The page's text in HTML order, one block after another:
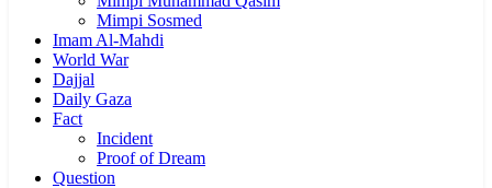
Mimpi Sosmed
Imam Al-Mahdi
World War
Dajjal
Daily Gaza
Fact
Incident
Proof of Dream
Question